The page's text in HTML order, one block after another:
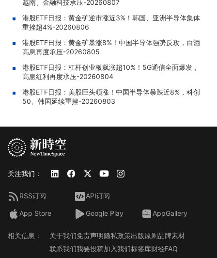
越南、金融科技承压-20260807
港股ETF日报：黄金矿逆市涨近3%！韩国、亚洲半导体集体
重挫超4%-20260806
港股ETF日报：黄金矿暴涨8%！中国半导体强势反攻，白酒
高息再度承压-20260805
港股ETF日报：杠杆创业板飙涨超10%！5G通信全面爆发，
高息红利再度承压-20260804
港股ETF日报：美股巨头领涨！中国半导体暴跌近8%，科创
50、韩国延续重挫-20260803
关注我们：
RSS订阅 API订阅
App Store Google Play AppGallery
相关信息： 关于我们免责声明隐私政策出版原则品牌素材
联系我们我要投稿加入我们标签库财经FAQ